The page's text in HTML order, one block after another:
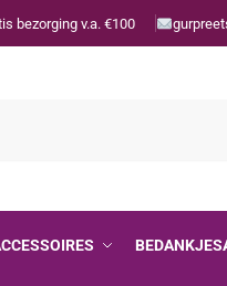
bezorging v.a. €100